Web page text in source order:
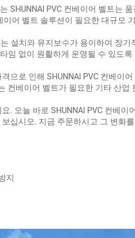
SHUNNAI PVC 컨베이어 벨트는
어 벨트 솔루션이 필요한 대규모
설치와 유지보수가 용이하여 장
임 없이 원활하게 운영될 수 있도록
으로 인해 SHUNNAI PVC 컨베이
컨베이어 벨트가 필요한 기타 산
. 오늘 바로 SHUNNAI PVC 컨베
십시오. 지금 주문하시고 그 변화
지